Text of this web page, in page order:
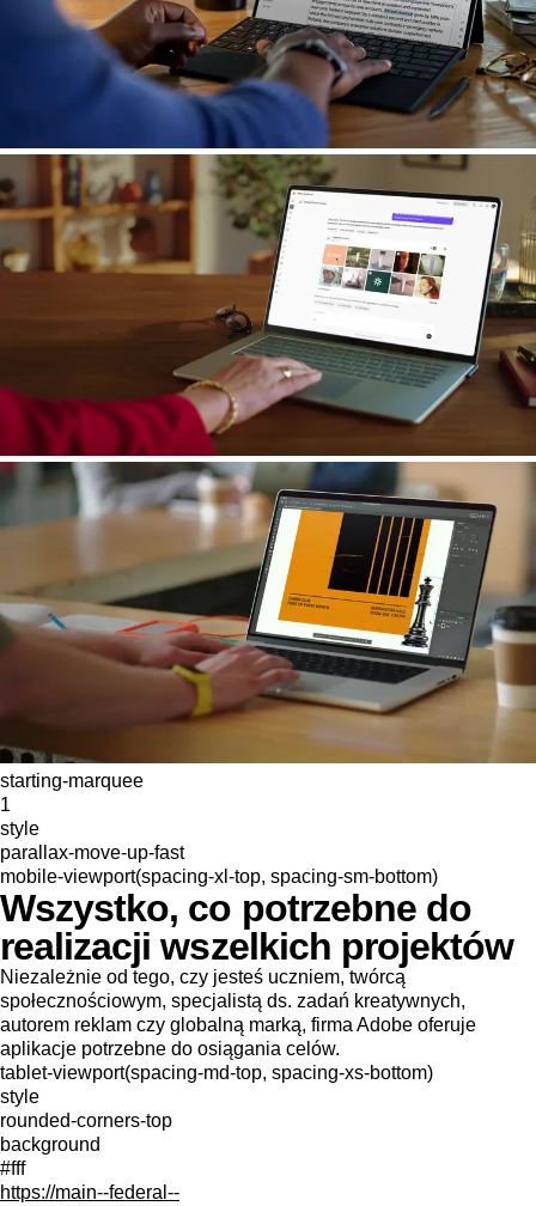
starting-marquee
1
style
parallax-move-up-fast
mobile-viewport(spacing-xl-top, spacing-sm-bottom)
Wszystko, co potrzebne do
realizacji wszelkich projektów
Niezależnie od tego, czy jesteś uczniem, twórcą
społecznościowym, specjalistą ds. zadań kreatywnych,
autorem reklam czy globalną marką, firma Adobe oferuje
aplikacje potrzebne do osiągania celów.
tablet-viewport(spacing-md-top, spacing-xs-bottom)
style
rounded-corners-top
background
#fff
https://main--federal--